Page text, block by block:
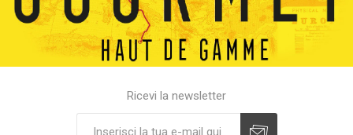
Ricevi la newsletter